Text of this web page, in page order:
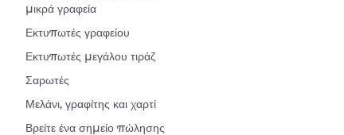
μικρά γραφεία
Εκτυπωτές γραφείου
Εκτυπωτές μεγάλου τιράζ
Σαρωτές
Μελάνι, γραφίτης και χαρτί
Βρείτε ένα σημείο πώλησης